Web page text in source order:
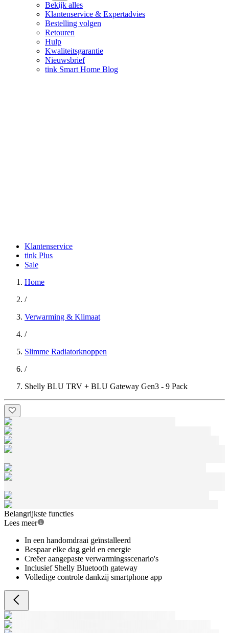
Bekijk alles
Klantenservice & Expertadvies
Bestelling volgen
Retouren
Hulp
Kwaliteitsgarantie
Nieuwsbrief
tink Smart Home Blog
Klantenservice
tink Plus
Sale
Home
/
Verwarming & Klimaat
/
Slimme Radiatorknoppen
/
Shelly BLU TRV + BLU Gateway Gen3 - 9 Pack
Belangrijkste functies
Lees meer
In een handomdraai geïnstalleerd
Bespaar elke dag geld en energie
Creëer aangepaste verwarmingsscenario's
Inclusief Shelly Bluetooth gateway
Volledige controle dankzij smartphone app